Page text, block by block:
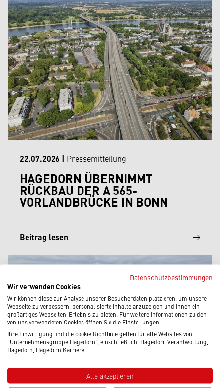
22.07.2026 | Pressemitteilung
HAGEDORN ÜBERNIMMT
RÜCKBAU DER A 565-
VORLANDBRÜCKE IN BONN
Beitrag lesen
Datenschutzbestimmungen
Wir verwenden Cookies
Wir können diese zur Analyse unserer Besucherdaten platzieren, um unsere
Webseite zu verbessern, personalisierte Inhalte anzuzeigen und Ihnen ein
großartiges Webseiten-Erlebnis zu bieten. Für weitere Informationen zu den
von uns verwendeten Cookies öffnen Sie die Einstellungen.
Ihre Einwilligung und die cookie Richtlinie gelten für alle Websites von
„Unternehmensgruppe Hagedorn“, einschließlich: Hagedorn Verantwortung,
Hagedorn, Hagedorn Karriere.
Alle akzeptieren